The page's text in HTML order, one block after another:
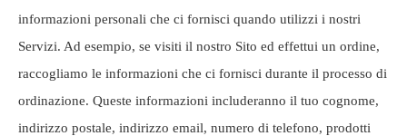
informazioni personali che ci fornisci quando utilizzi i nostri
Servizi. Ad esempio, se visiti il ​​nostro Sito ed effettui un ordine,
raccogliamo le informazioni che ci fornisci durante il processo di
ordinazione. Queste informazioni includeranno il tuo cognome,
indirizzo postale, indirizzo email, numero di telefono, prodotti